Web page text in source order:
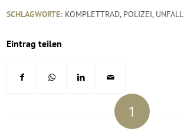
SCHLAGWORTE: KOMPLETTRAD, POLIZEI, UNFALL
Eintrag teilen
1